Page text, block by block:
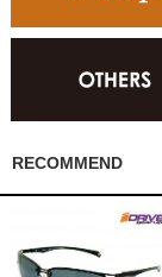
RECOMMEND